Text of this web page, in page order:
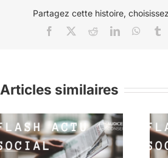
Partagez cette histoire,
Facebook RedditLinkedIn
Articles similaires